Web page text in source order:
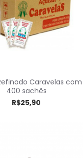
Caravelas com
400 sachês
R$25,90